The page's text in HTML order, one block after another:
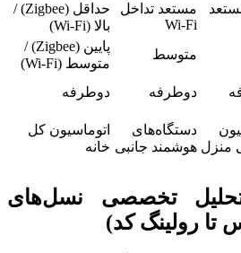
مستعد تداخل
Wi-Fi
حداقل (Zigbee) /
بالا (Wi-Fi)
متوسط
پایین (Zigbee) /
متوسط (Wi-Fi)
دوطرفه دوطرفه
منزل
دستگاه‌های
هوشمند جانبی
اتوماسیون کل
خانه
تحلیل تخصصی نسل‌های
تا رولینگ کد)